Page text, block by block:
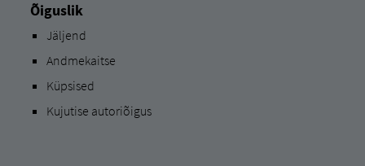
Õiguslik
Jäljend
Andmekaitse
Küpsised
Kujutise autoriõigus